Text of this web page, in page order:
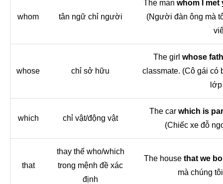
whom tân ngữ chỉ người
The man whom I met
(Người đàn ông mà
whose chỉ sở hữu
The girl whose
classmate. (Cô gái có
which chỉ vật/động vật
The car which is
(Chiếc xe đỗ
that
thay thế who/which
trong mệnh đề xác
định
The house that we
mà chúng